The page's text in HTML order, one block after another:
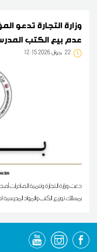
وزارة التجارة تدعو
عدم بيع الكتب
22 12:15 2026 جوان
دعت وزارة التجارة وتنمية الصادرات
بمسالك توزيع الكتب والمواد المدرسية